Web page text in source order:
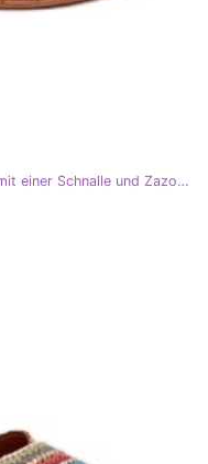
Frauen Lederflip flops auf dem Pfosten mit einer Schnalle und Zazoo 40459 Braun